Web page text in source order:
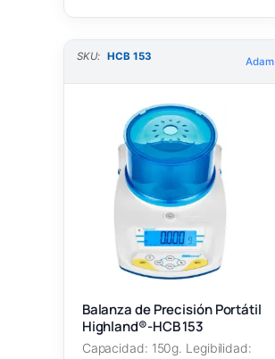
SKU: HCB 153 Adam
Balanza de Precisión Portátil
Highland®-HCB 153
Capacidad: 150g. Legibilidad: